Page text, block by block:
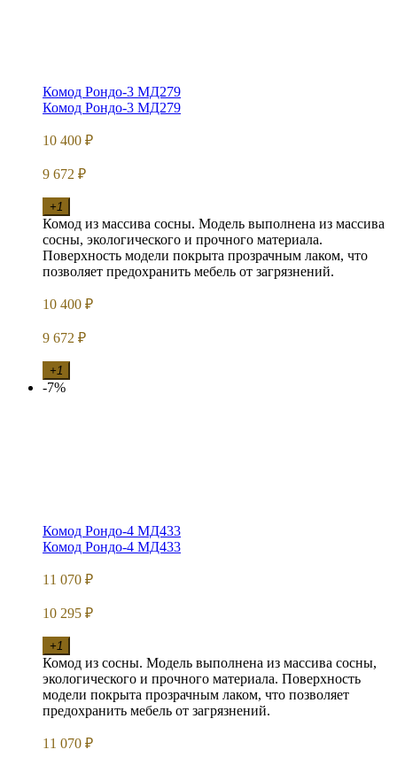
Комод Рондо-3 МД279
Комод Рондо-3 МД279
10 400 ₽
9 672 ₽
+1
Комод из массива сосны. Модель выполнена из массива
сосны, экологического и прочного материала.
Поверхность модели покрыта прозрачным лаком, что
позволяет предохранить мебель от загрязнений.
10 400 ₽
9 672 ₽
+1
-7%
Комод Рондо-4 МД433
Комод Рондо-4 МД433
11 070 ₽
10 295 ₽
+1
Комод из сосны. Модель выполнена из массива сосны,
экологического и прочного материала. Поверхность
модели покрыта прозрачным лаком, что позволяет
предохранить мебель от загрязнений.
11 070 ₽